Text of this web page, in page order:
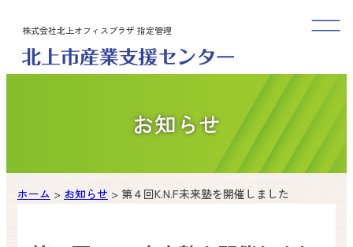
ス
株式会社北上オフィスプラザ 指定管理
お知らせ
ホーム > お知らせ > 第４回K.N.F未来塾を開催しました